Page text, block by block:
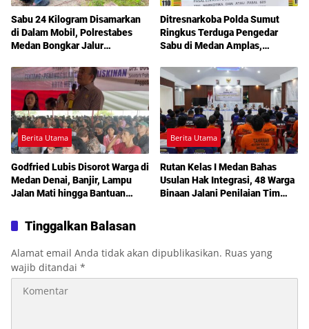
Sabu 24 Kilogram Disamarkan
di Dalam Mobil, Polrestabes
Medan Bongkar Jalur
Ditresnarkoba Polda Sumut
Ringkus Terduga Pengedar
Sabu di Medan Amplas,
Berita Utama
Godfried Lubis Disorot Warga di
Medan Denai, Banjir, Lampu
Jalan Mati hingga Bantuan
Sosperda Kemiskinan
Berita Utama
Rutan Kelas I Medan Bahas
Usulan Hak Integrasi, 48 Warga
Binaan Jalani Penilaian Tim
Tinggalkan Balasan
Alamat email Anda tidak akan dipublikasikan. Ruas yang
wajib ditandai *